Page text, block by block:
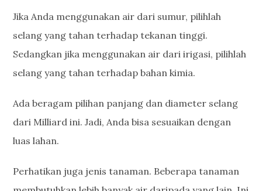
Jika Anda menggunakan air dari sumur, pilihlah
selang yang tahan terhadap tekanan tinggi.
Sedangkan jika menggunakan air dari irigasi, pilihlah
selang yang tahan terhadap bahan kimia.
Ada beragam pilihan panjang dan diameter selang
dari Milliard ini. Jadi, Anda bisa sesuaikan dengan
luas lahan.
Perhatikan juga jenis tanaman. Beberapa tanaman